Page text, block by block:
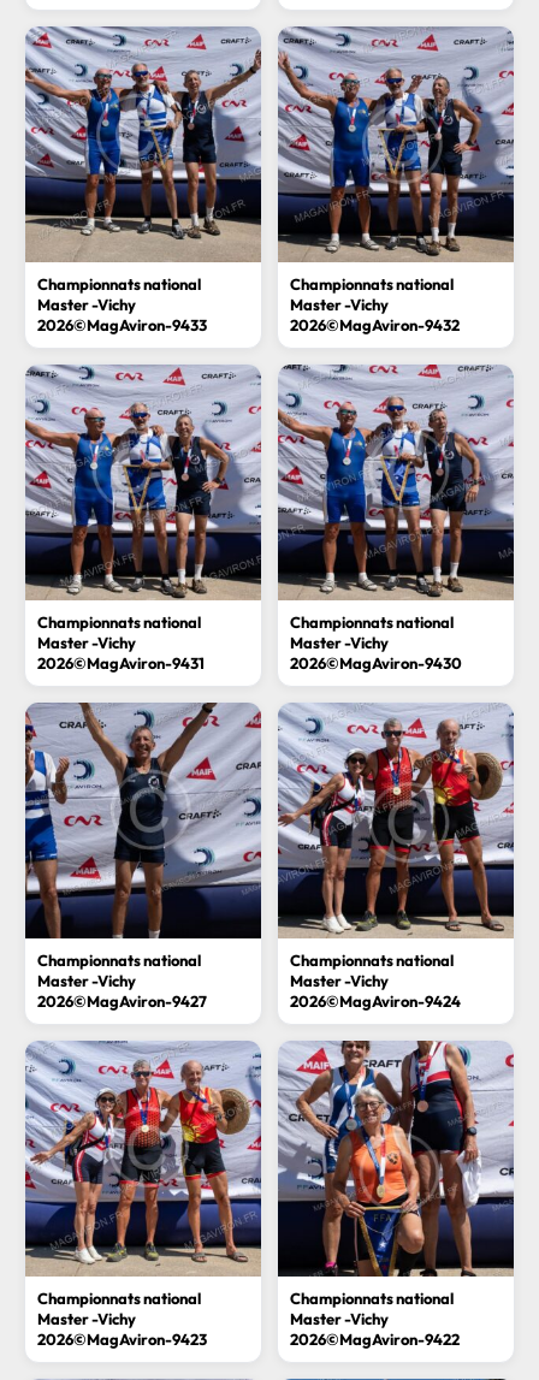
Championnats national
Master -Vichy
2026©MagAviron-9433
Championnats national
Master -Vichy
2026©MagAviron-9432
Championnats national
Master -Vichy
2026©MagAviron-9431
Championnats national
Master -Vichy
2026©MagAviron-9430
Championnats national
Master -Vichy
2026©MagAviron-9427
Championnats national
Master -Vichy
2026©MagAviron-9424
Championnats national
Master -Vichy
2026©MagAviron-9423
Championnats national
Master -Vichy
2026©MagAviron-9422